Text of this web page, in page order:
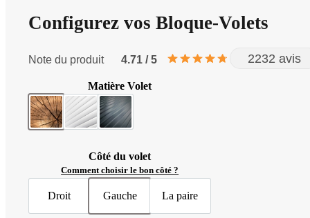
Configurez vos Bloque-Volets
Note du produit 4.71 / 5 2232 avis
Matière Volet
Bois PVC Aluminium
Côté du volet
Comment choisir le bon côté ?
DroitVolet droitGaucheVolet gaucheLa paireVolets gauche & droit